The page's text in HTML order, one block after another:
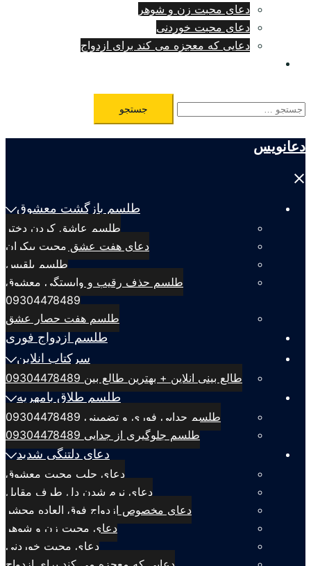
دعای محبت زن و شوهر
دعای محبت خوردنی
دعایی که معجزه می کند برای ازدواج
جستجو
برای:
دعانویس
Close
طلسم بازگشت معشوق
طلسم عاشق کردن دختر
دعای هفت عشق محبت بیکران
طلسم بلقيس
طلسم حذف رقیب و وابستگی معشوق
09304478489
طلسم هفت حصار عشق
طلسم ازدواج فوری
سرکتاب انلاین
طالع بینی انلاین + بهترین طالع بین 09304478489
طلسم طلاق بامهریه
طلسم جدایی فوری و تضمینی 09304478489
طلسم جلوگیری از جدایی 09304478489
دعای دلتنگی شدید
دعای جلب محبت معشوق
دعای نرم شدن دل طرف مقابل
دعای مخصوص ازدواج فوق العاده محشر
دعای محبت زن و شوهر
دعای محبت خوردنی